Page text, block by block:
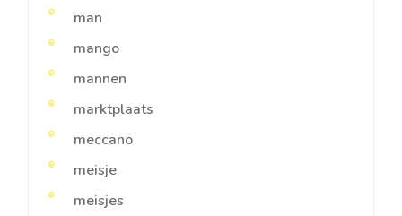
man
mango
mannen
marktplaats
meccano
meisje
meisjes